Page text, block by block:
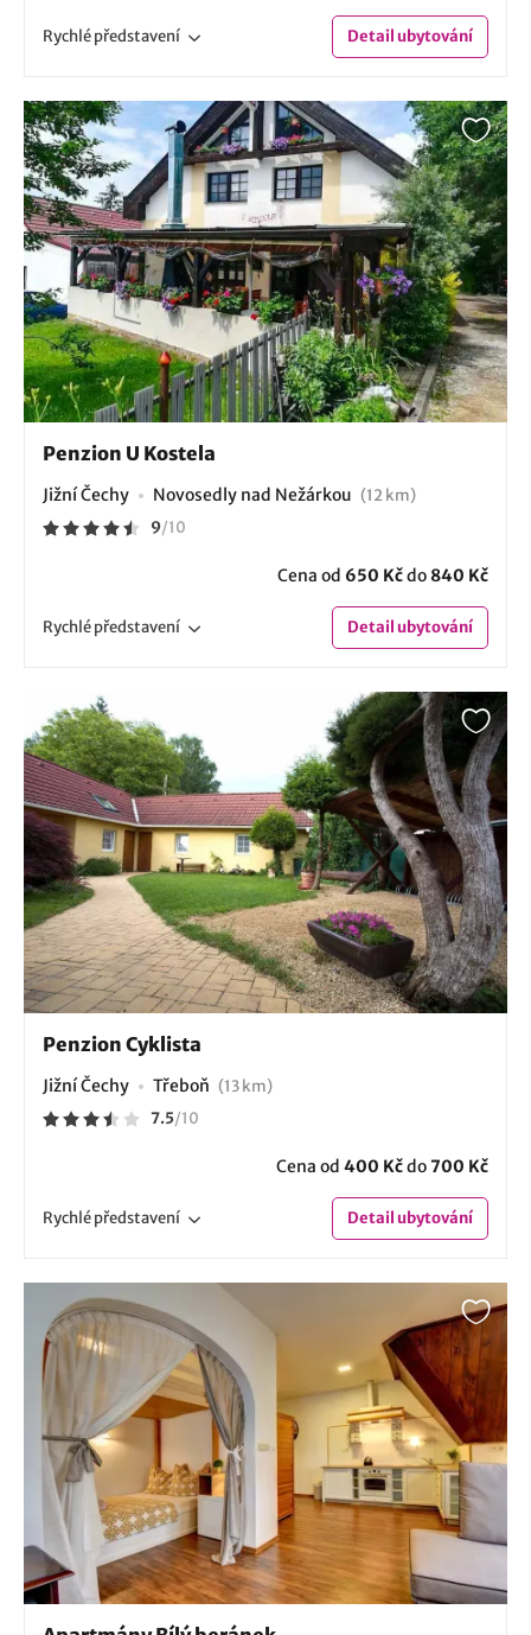
Rychlépředstavení Detailubytování
Penzion U Kostela
Jižní Čechy Novosedly nad Nežárkou (12 km)
9/10
Cena od 650 Kčdo 840 Kč
Rychlépředstavení Detailubytování
Penzion Cyklista
Jižní Čechy Třeboň (13 km)
7.5/10
Cena od 400 Kčdo700 Kč
Rychlépředstavení Detailubytování